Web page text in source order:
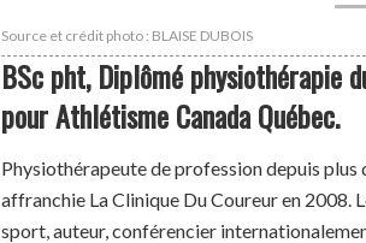
Source et crédit photo : BLAISE DUBOIS
BSc pht, Diplômé physiothérapie
pour Athlétisme CanadaQuébec.
Physiothérapeute de profession depuis plus
affranchie La Clinique Du Coureur en 2008.
sport, auteur, conférencier